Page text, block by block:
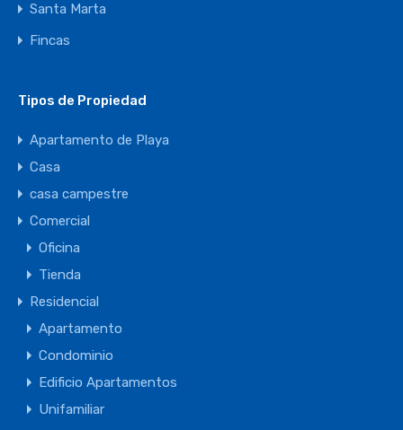
Santa Marta
Fincas
Tipos de Propiedad
Apartamento de Playa
Casa
casa campestre
Comercial
Oficina
Tienda
Residencial
Apartamento
Condominio
Edificio Apartamentos
Unifamiliar